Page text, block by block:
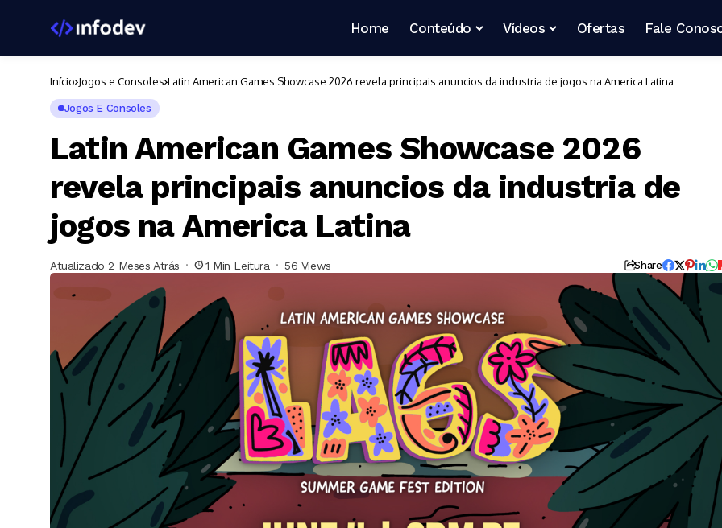
Home Conteúdo Vídeos Ofertas Fale
Início Jogos e Consoles Latin American Games Showcase 2026 revela principais anuncios da industria de jogos na America Latina
Jogos E Consoles
Latin American Games Showcase 2026
revela principais anuncios da industria de
jogos na America Latina
Atualizado 2 Meses Atrás 1 Min Leitura 56 Views Share